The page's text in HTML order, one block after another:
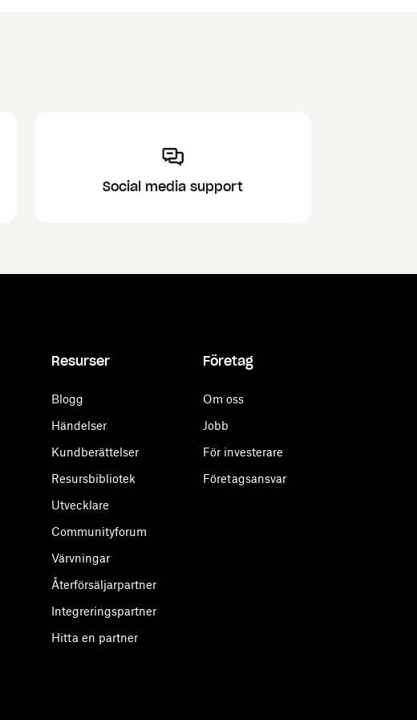
Social media support
Resurser
Blogg
Händelser
Kundberättelser
Resursbibliotek
Utvecklare
Communityforum
Värvningar
Återförsäljarpartner
Integreringspartner
Hitta en partner
Företag
Om oss
Jobb
För investerare
Företagsansvar